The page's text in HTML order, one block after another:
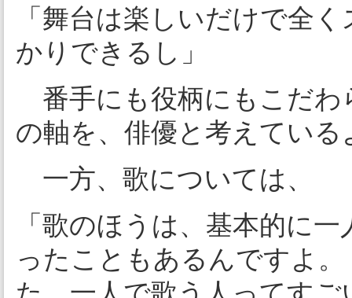
「舞台は楽しいだけで全
かりできるし」
番手にも役柄にもこだわ
の軸を、俳優と考えている
一方、歌については、
「歌のほうは、基本的に
ったこともあるんですよ